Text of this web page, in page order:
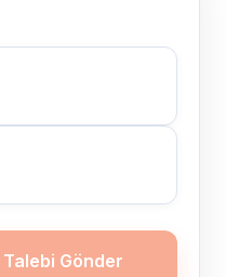
Gönder